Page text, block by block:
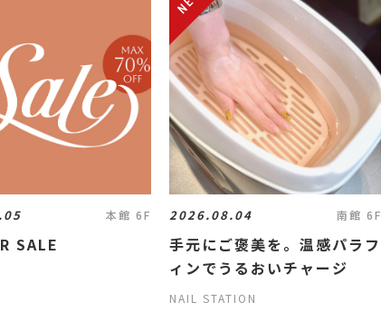
本館 6F
SALE
2026.08.04 南館 6F
手元にご褒美を。温感パラフ
ィンでうるおいチャージ
NAIL STATION